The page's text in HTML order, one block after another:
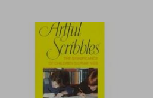
55%
S/ 88,74